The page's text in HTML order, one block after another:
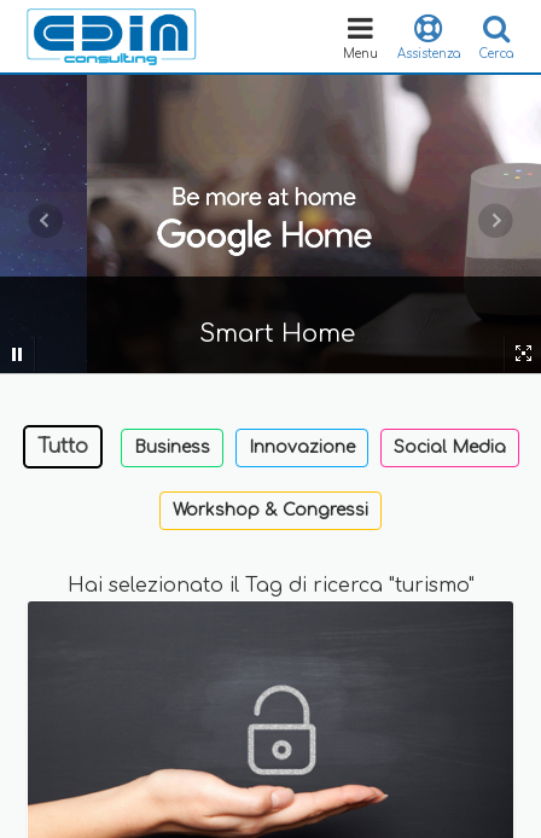
Cerca
Assistenza
Toggle
navigation
Menu
Smart Home
Tutto Business Innovazione Social Media
Workshop & Congressi
Hai selezionato il Tag di ricerca "turismo"